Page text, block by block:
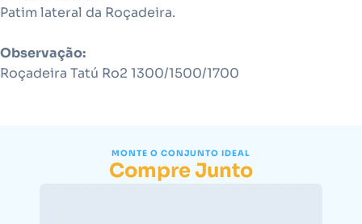
Patim lateral da Roçadeira.
Observação:
Roçadeira Tatú Ro2 1300/1500/1700
MONTE O CONJUNTO IDEAL
Compre Junto